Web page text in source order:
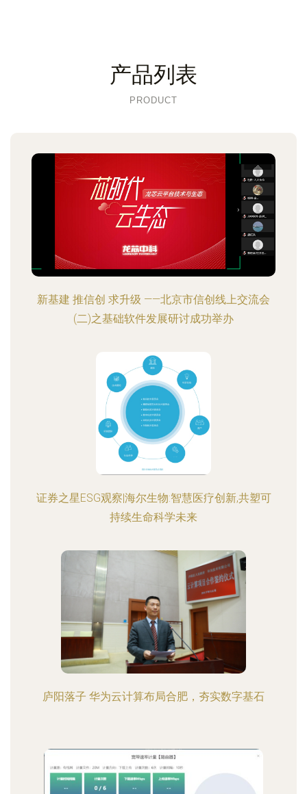
产品列表
PRODUCT
新基建 推信创 求升级 ——北京市信创线上交流会
(二)之基础软件发展研讨成功举办
证券之星ESG观察|海尔生物:智慧医疗创新,共塑可
持续生命科学未来
庐阳落子 华为云计算布局合肥，夯实数字基石